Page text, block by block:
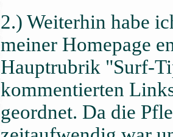
2.) Weiterhin habe
meiner Homepage
Hauptrubrik "Surf-
kommentierten
geordnet. Da die